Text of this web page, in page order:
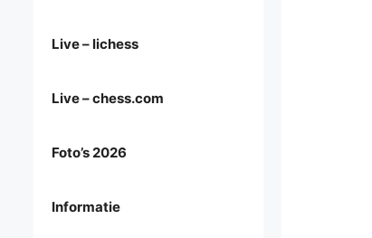
Live – lichess
Live – chess.com
Foto’s 2026
Informatie